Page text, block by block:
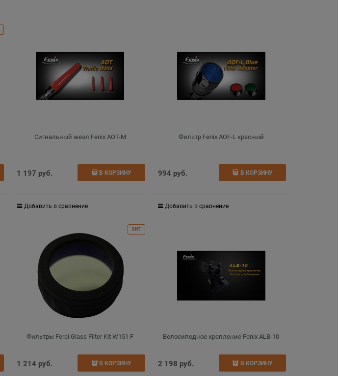
Сигнальный жезл Fenix AOT-M
1 197 руб. В КОРЗИНУ
Добавить в сравнение
Фильтр Fenix AOF-L красный
994 руб. В КОРЗИНУ
Добавить в сравнение
Фильтры Ferei Glass Filter Kit W151 F
ХИТ
1 214 руб. В КОРЗИНУ
Велосипедное крепление Fenix ALB-10
2 198 руб. В КОРЗИНУ